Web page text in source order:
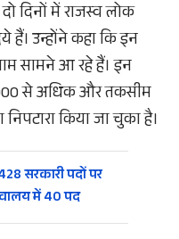
दिनों में राजस्व लोक
उन्होंने कहा कि इन
सामने आ रहे हैं। इन
से अधिक और तकसीम
किया जा चुका है।
सरकारी पदों पर
में 40 पद